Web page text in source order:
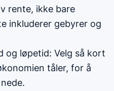
rente, ikke bare
inkluderer gebyrer og
og løpetid: Velg så kort
tåler, for å